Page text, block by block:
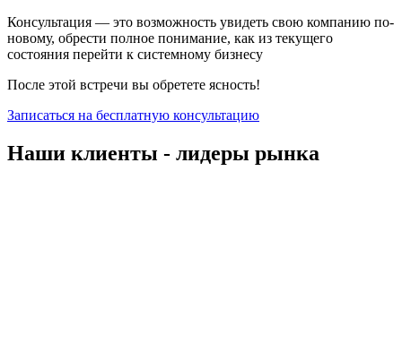
Консультация — это возможность увидеть свою компанию по-
новому, обрести полное понимание, как из текущего
состояния перейти к системному бизнесу
После этой встречи вы обретете ясность!
Записаться на бесплатную консультацию
Наши клиенты - лидеры рынка